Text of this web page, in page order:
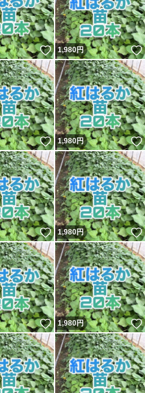
いいね！
1,980円
いいね！
1,980円
いいね！
1,980円
いいね！
1,980円